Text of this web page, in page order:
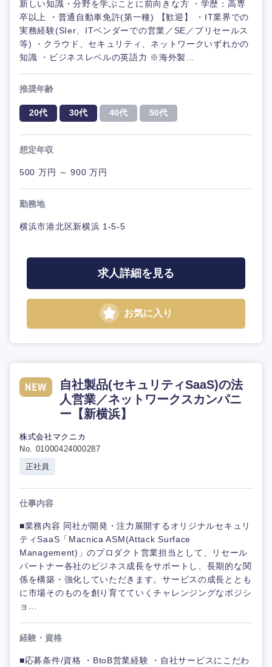
新しい知識・分野を学ぶことに前向きな方 ・学歴：高専
卒以上 ・普通自動車免許(第一種) 【歓迎】 ・IT業界での
実務経験(SIer、ITベンダーでの営業／SE／プリセールス
等) ・クラウド、セキュリティ、ネットワークいずれかの
知識 ・ビジネスレベルの英語力 ※海外製...
推奨年齢
20代 30代 40代 50代
想定年収
500 万円 ～ 900 万円
勤務地
横浜市港北区新横浜 1-5-5
求人詳細を見る
お気に入り
自社製品(セキュリティSaaS)の法
人営業／ネットワークスカンパニ
ー【新横浜】
株式会社マクニカ
No. 01000424000287
正社員
仕事内容
■業務内容 同社が開発・注力展開するオリジナルセキュリ
ティSaaS「Macnica ASM(Attack Surface
Management)」のプロダクト営業担当として、リセール
パートナー各社のビジネス成長をサポートし、長期的な関
係を構築・強化していただきます。サービスの成長ととも
に市場そのものを創り育てていくチャレンジングなポジシ
ョ...
経験・資格
■応募条件/資格 ・BtoB営業経験 ・自社サービスにこだわ